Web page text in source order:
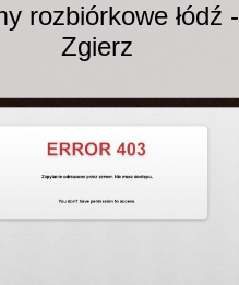
rozbiórkowe łódź -
Zgierz